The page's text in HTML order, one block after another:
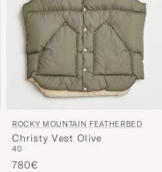
ROCKY MOUNTAIN FEATHERBED
Christy Vest Olive
40
780€